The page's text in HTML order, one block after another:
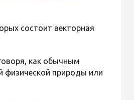
состоит векторная
как обычным
физической природы или